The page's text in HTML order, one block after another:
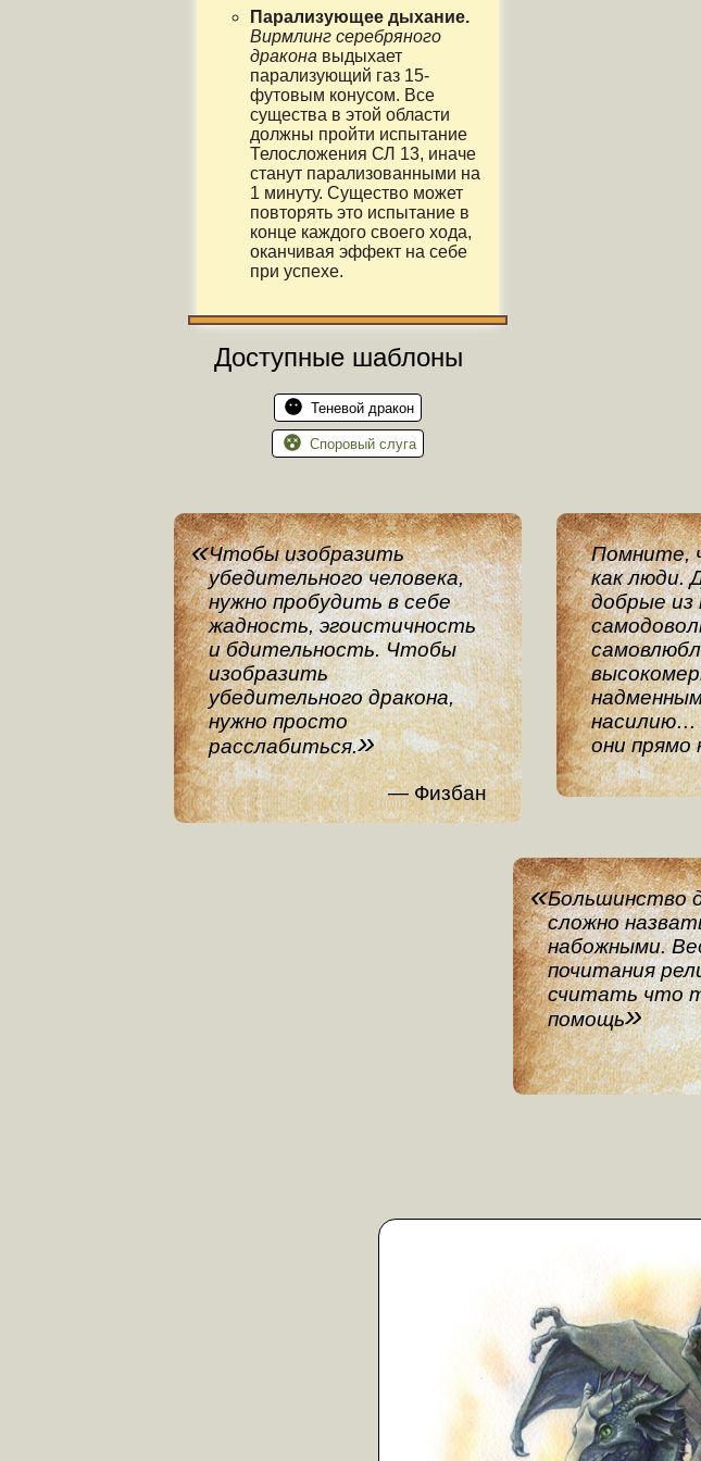
Парализующее дыхание.
Вирмлинг серебряного
дракона выдыхает
парализующий газ 15-
футовым конусом. Все
существа в этой области
должны пройти испытание
Телосложения СЛ 13, иначе
станут парализованными на
1 минуту. Существо может
повторять это испытание в
конце каждого своего хода,
оканчивая эффект на себе
при успехе.
Доступные шаблоны
Теневой дракон
Споровый слуга
Чтобы изобразить
убедительного человека,
нужно пробудить в себе
жадность, эгоистичность
и бдительность. Чтобы
изобразить
убедительного дракона,
нужно просто
расслабиться.
Физбан
Помните,
как люди.
добрые
насилию…
они прямо
Большинство
сложно
набожными.
почитания
считать что
помощь